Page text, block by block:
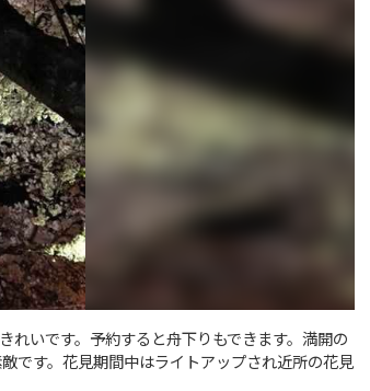
れいです。予約すると舟下りもできます。満開の
です。花見期間中はライトアップされ近所の花見